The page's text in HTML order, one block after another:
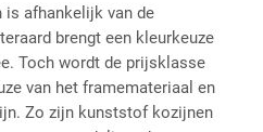
is afhankelijk van de
brengt een kleurkeuze
Toch wordt de prijsklasse
van het framemateriaal en
Zo zijn kunststof kozijnen